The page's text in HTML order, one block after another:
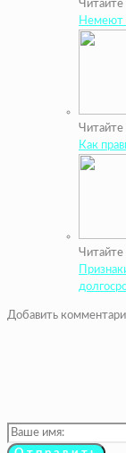
Читайте
Немеют
Читайте
Как
Читайте
Добавить